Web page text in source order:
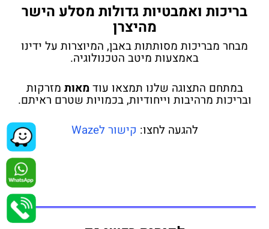
בריכות ואמבטיות גדולות מסלע הישר
מהיצרן
מבחר מבריכות מסותתות באבן, המיוצרות על ידינו
באמצעות מיטב הטכנולוגיה.
במתחם התצוגה שלנו תמצאו עודמאות מזרקות
ובריכות מרהיבות וייחודיות, בכמויות שטרם ראיתם.
להגעה לחצו: קישור לWaze